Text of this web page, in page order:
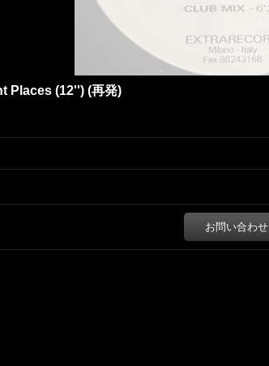
Places (12'') (再発)
お問い合わせ